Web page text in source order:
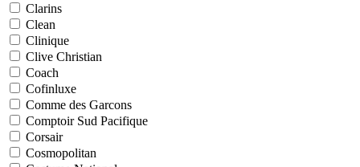
Clarins
Clean
Clinique
Clive Christian
Coach
Cofinluxe
Comme des Garcons
Comptoir Sud Pacifique
Corsair
Cosmopolitan